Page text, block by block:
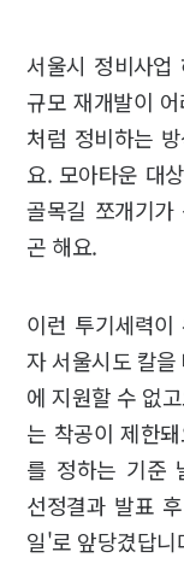
서울시 정비사
규모 재개발이
처럼 정비하는
요. 모아타운 대
골목길 쪼개기가
곤 해요.
이런 투기세력
자 서울시도 칼
에 지원할 수 없
는 착공이 제한
를 정하는 기준
선정결과 발표
일'로 앞당겼답니